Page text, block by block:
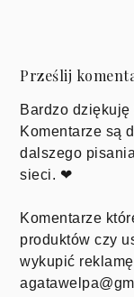
Prześlij
Bardzo
Komentarze są
dalszego
sieci. ❤
Komentarze
produktów czy
wykupić